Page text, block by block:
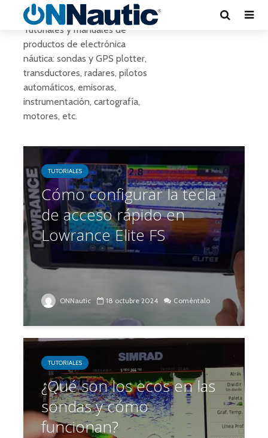
Tutoriales
Tutoriales y manuales de
productos de electrónica
náutica: sondas y GPS plotter,
transductores, radares, pilotos
automáticos, emisoras,
instrumentación, cartografía,
motores, etc.
TUTORIALES
Cómo configurar la tecla
de acceso rápido en
Lowrance Elite FS
ONNautic 18 octubre 2024 Coméntalo
TUTORIALES
¿Qué son los ecos en las
sondas y cómo
funcionan?